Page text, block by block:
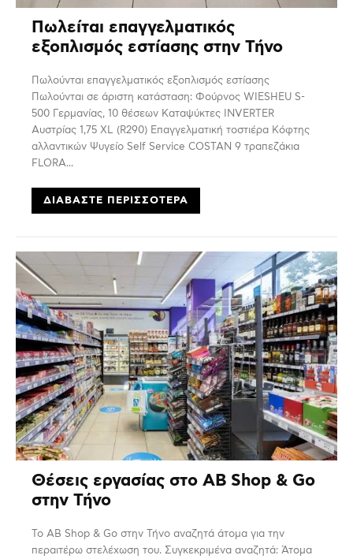
Πωλείται επαγγελματικός
εξοπλισμός εστίασης στην Τήνο
Πωλούνται επαγγελματικός εξοπλισμός εστίασης
Πωλούνται σε άριστη κατάσταση: Φούρνος WIESHEU S-
500 Γερμανίας, 10 θέσεων Καταψύκτες INVERTER
Αυστρίας 1,75 XL (R290) Επαγγελματική τοστιέρα Κόφτης
αλλαντικών Ψυγείο Self Service COSTAN 9 τραπεζάκια
FLORA...
ΔΙΑΒΆΣΤΕ ΠΕΡΙΣΣΌΤΕΡΑ
Θέσεις εργασίας στο ΑΒ Shop & Go
στην Τήνο
Το ΑΒ Shop & Go στην Τήνο αναζητά άτομα για την
περαιτέρω στελέχωση του. Συγκεκριμένα αναζητά: Άτομα